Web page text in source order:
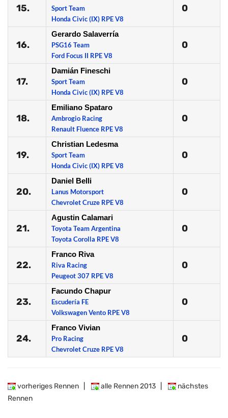
15.
Sport Team
Honda Civic (IX) RPE V8
0
16.
Gerardo Salaverría
PSG16 Team
Ford Focus II RPE V8
0
17.
Damián Fineschi
Sport Team
Honda Civic (IX) RPE V8
0
18.
Emiliano Spataro
Ambrogio Racing
Renault Fluence RPE V8
0
19.
Christian Ledesma
Sport Team
Honda Civic (IX) RPE V8
0
20.
Daniel Belli
Lanus Motorsport
Chevrolet Cruze RPE V8
0
21.
Agustin Calamari
Toyota Team Argentina
Toyota Corolla RPE V8
0
22.
Franco Riva
Riva Racing
Peugeot 307 RPE V8
0
23.
Facundo Chapur
Escudería FE
Volkswagen Vento RPE V8
0
24.
Franco Vivian
Pro Racing
Chevrolet Cruze RPE V8
0
vorheriges Rennen alle Rennen 2013
nächstes
Rennen